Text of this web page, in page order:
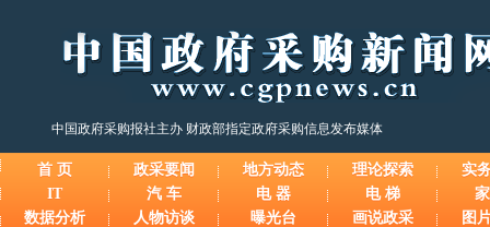
中国政府采购报社主办 财政部指定政府采购信息发布媒体
首 页 政采要闻 地方动态 理论探索
实
IT
汽 车 电 器 电 梯
数据分析
人物访谈 曝光台 画说政采 图